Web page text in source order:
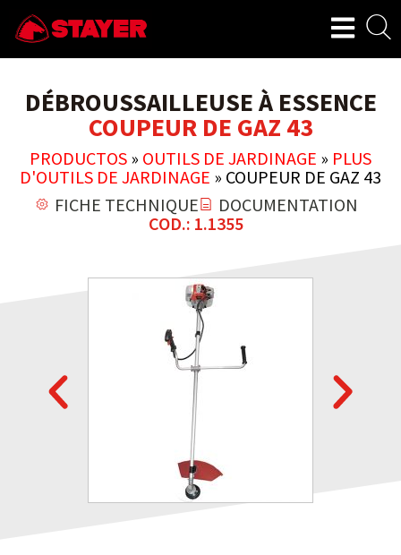
DÉBROUSSAILLEUSE À ESSENCE
COUPEUR DE GAZ 43
PRODUCTOS » OUTILS DE JARDINAGE » PLUS
D'OUTILS DE JARDINAGE » COUPEUR DE GAZ 43
FICHE TECHNIQUE
DOCUMENTATION
COD.: 1.1355